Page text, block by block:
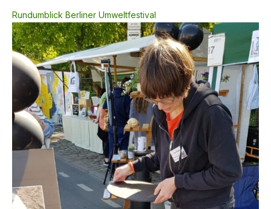
Rundumblick Berliner Umweltfestival